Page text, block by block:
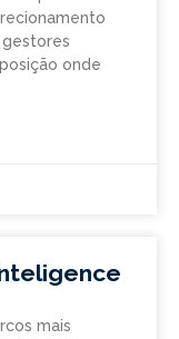
onde
mais